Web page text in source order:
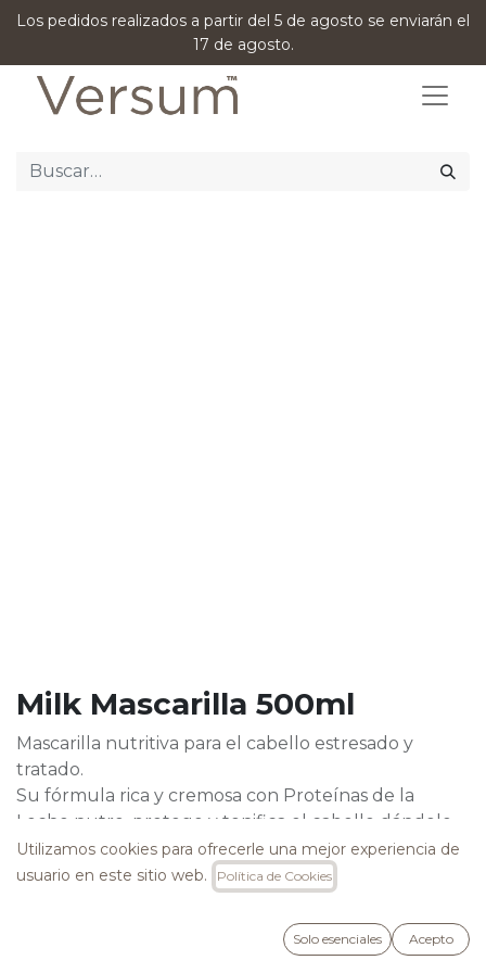
Los pedidos realizados a partir del 5 de agosto se enviarán el
17 de agosto.
Milk Mascarilla 500ml
Mascarilla nutritiva para el cabello estresado y
tratado.
Su fórmula rica y cremosa con Proteínas de la
Leche nutre, protege y tonifica el cabello dándole
suavidad y facilidad de peinado.
Desenreda efectivamente dejando el cabello suave
Utilizamos cookies para ofrecerle una mejor experiencia de
usuario en este sitio web.
Política de Cookies
Solo esenciales Acepto